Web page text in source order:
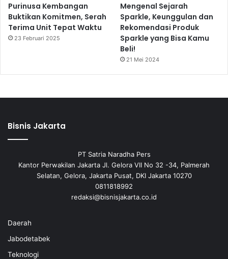
Purinusa Kembangan
Buktikan Komitmen, Serah
Terima Unit Tepat Waktu
23 Februari 2025
Mengenal Sejarah
Sparkle, Keunggulan dan
Rekomendasi Produk
Sparkle yang Bisa Kamu
Beli!
21 Mei 2024
Bisnis Jakarta
PT Satria Naradha Pers
Kantor Perwakilan Jakarta Jl. Gelora VII No 32 -34, Palmerah
Selatan, Gelora, Jakarta Pusat, DKI Jakarta 10270
0811818992
redaksi@bisnisjakarta.co.id
Daerah
Jabodetabek
Teknologi